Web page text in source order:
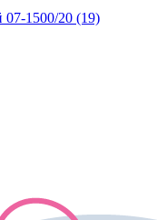
07-1500/20 (19)